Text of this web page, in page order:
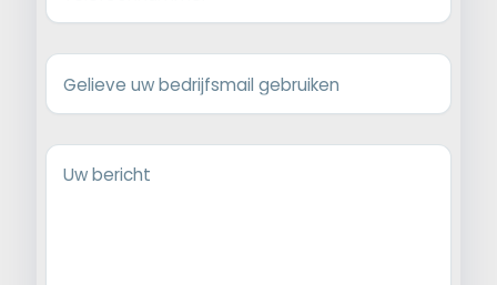
Gelieve uw bedrijfsmail gebruiken
Uw bericht